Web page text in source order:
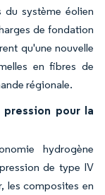
du système éolien
de fondation
qu'une nouvelle
en fibres de
régionale.
pour la
hydrogène
de type IV
les composites en